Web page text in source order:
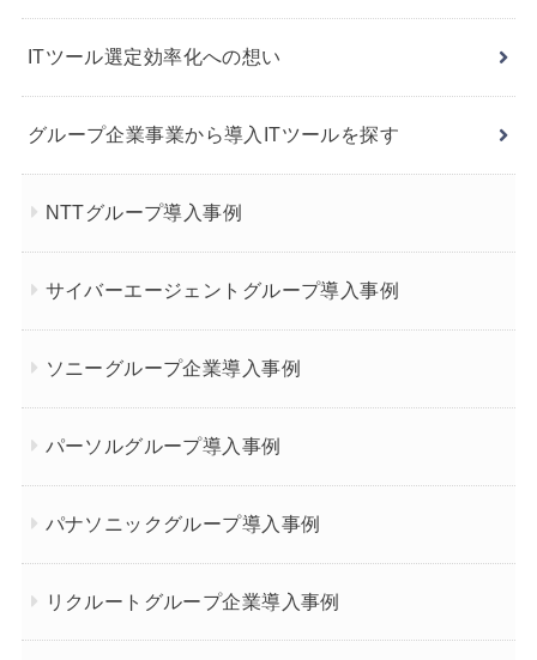
ITツール選定効率化への想い
グループ企業事業から導入ITツールを探す
NTTグループ導入事例
サイバーエージェントグループ導入事例
ソニーグループ企業導入事例
パーソルグループ導入事例
パナソニックグループ導入事例
リクルートグループ企業導入事例